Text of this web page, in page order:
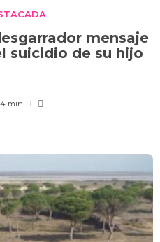
mensaje
suicidio de su hijo
4 min